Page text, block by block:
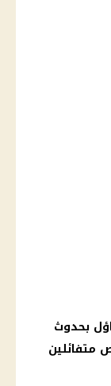
بحدوث
متفائلين